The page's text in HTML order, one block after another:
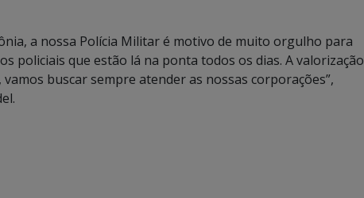
a nossa Polícia Militar é motivo de muito orgulho para
policiais que estão lá na ponta todos os dias. A valorização
buscar sempre atender as nossas corporações”,